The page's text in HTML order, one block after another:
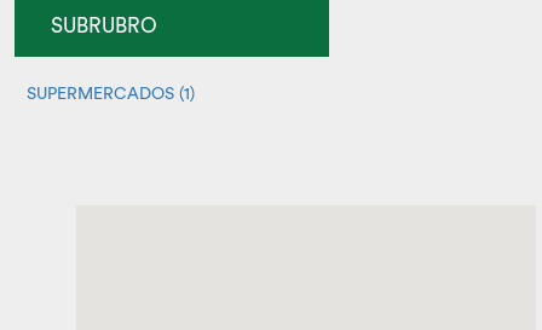
SUBRUBRO
SUPERMERCADOS (1)